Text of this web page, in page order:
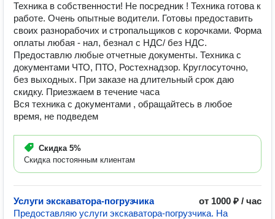
Техника в собственности! Не посредник ! Техника готова к
работе. Очень опытные водители. Готовы предоставить
своих разнорабочих и стропальщиков с корочками. Форма
оплаты любая - нал, безнал с НДС/ без НДС.
Предоставлю любые отчетные документы. Техника с
документами ЧТО, ПТО, Ростехнадзор. Круглосуточно,
без выходных. При заказе на длительный срок даю
скидку. Приезжаем в течение часа
Вся техника с документами , обращайтесь в любое
время, не подведем
Скидка 5%
Скидка постоянным клиентам
Услуги экскаватора-погрузчика
от 1000 ₽ / час
Предоставляю услуги экскаватора-погрузчика. На